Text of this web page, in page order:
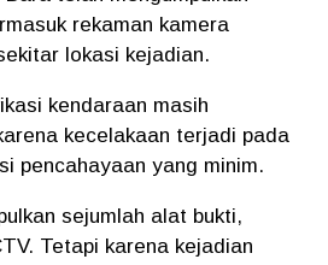
rekaman kamera
lokasi kejadian.
kendaraan masih
kecelakaan terjadi pada
pencahayaan yang minim.
sejumlah alat bukti,
Tetapi karena kejadian